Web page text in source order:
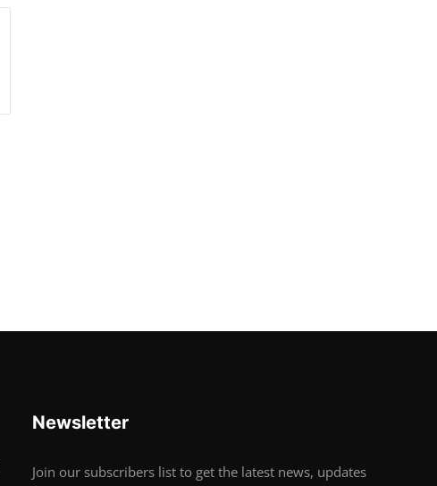
Newsletter
Join our subscribers list to get the latest news, updates